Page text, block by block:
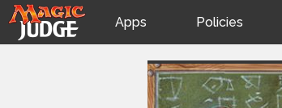
Apps
JudgeApps
Policies
IPG
Skip
toJudge